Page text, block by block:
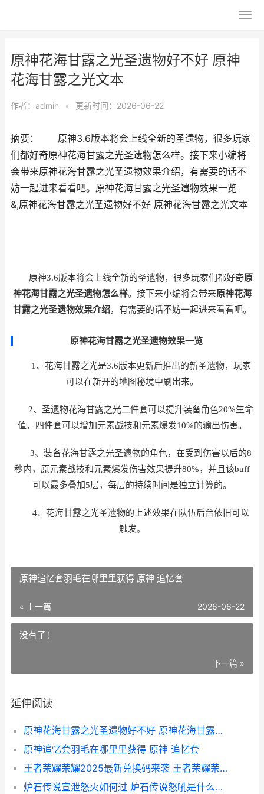
原神花海甘露之光圣遗物好不好 原神
花海甘露之光文本
作者： admin • 更新时间：2026-06-22
摘要： 原神3.6版本将会上线全新的圣遗物，很多玩家
们都好奇原神花海甘露之光圣遗物怎么样。接下来小编将
会带来原神花海甘露之光圣遗物效果介绍，有需要的话不
妨一起进来看看吧。原神花海甘露之光圣遗物效果一览
&,原神花海甘露之光圣遗物好不好 原神花海甘露之光文本
原神3.6版本将会上线全新的圣遗物，很多玩家们都好奇原
神花海甘露之光圣遗物怎么样。接下来小编将会带来原神花海
甘露之光圣遗物效果介绍，有需要的话不妨一起进来看看吧。
原神花海甘露之光圣遗物效果一览
1、花海甘露之光是3.6版本更新后推出的新圣遗物，玩家
可以在新开的地图秘境中刷出来。
2、圣遗物花海甘露之光二件套可以提升装备角色20%生命
值，四件套可以增加元素战技和元素爆发10%的输出伤害。
3、装备花海甘露之光圣遗物的角色，在受到伤害以后的8
秒内，原元素战技和元素爆发伤害效果提升80%，并且该buff
可以最多叠加5层，每层的持续时间是独立计算的。
4、花海甘露之光圣遗物的上述效果在队伍后台依旧可以
触发。
原神追忆套羽毛在哪里里获得 原神 追忆套
« 上一篇 2026-06-22
没有了！
下一篇 »
延伸阅读
原神花海甘露之光圣遗物好不好 原神花海甘露之光文本
原神追忆套羽毛在哪里里获得 原神 追忆套
王者荣耀荣耀2025最新兑换码来袭 王者荣耀荣耀2017年突然听与我同行
炉石传说宣泄怒火如何过 炉石传说怒吼是什么意思